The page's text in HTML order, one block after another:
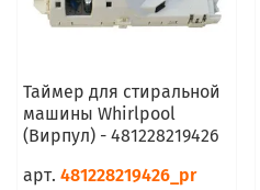
Таймер для стиральной
машины Whirlpool
(Вирпул) - 481228219426
арт. 481228219426_pr